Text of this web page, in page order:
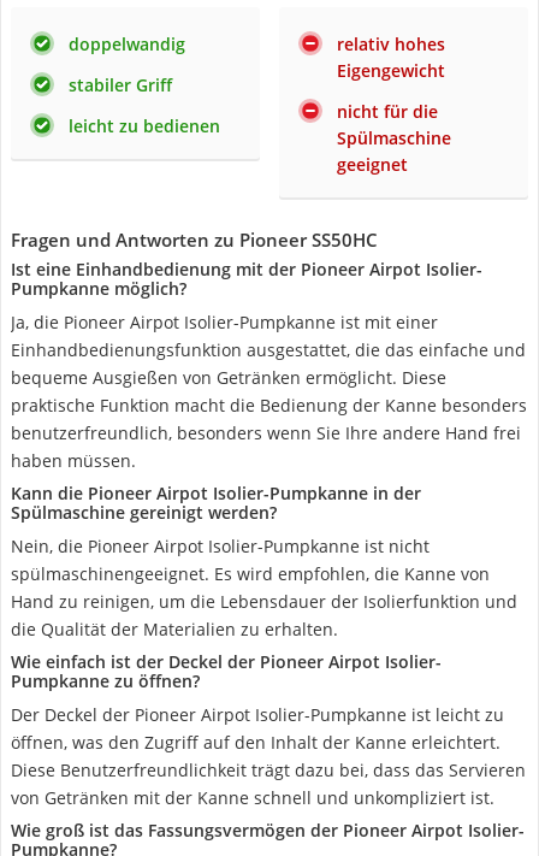
doppelwandig
stabiler Griff
leicht zu bedienen
relativ hohes
Eigengewicht
nicht für die
Spülmaschine
geeignet
Fragen und Antworten zu Pioneer SS50HC
Ist eine Einhandbedienung mit der Pioneer Airpot Isolier-
Pumpkanne möglich?
Ja, die Pioneer Airpot Isolier-Pumpkanne ist mit einer
Einhandbedienungsfunktion ausgestattet, die das einfache und
bequeme Ausgießen von Getränken ermöglicht. Diese
praktische Funktion macht die Bedienung der Kanne besonders
benutzerfreundlich, besonders wenn Sie Ihre andere Hand frei
haben müssen.
Kann die Pioneer Airpot Isolier-Pumpkanne in der
Spülmaschine gereinigt werden?
Nein, die Pioneer Airpot Isolier-Pumpkanne ist nicht
spülmaschinengeeignet. Es wird empfohlen, die Kanne von
Hand zu reinigen, um die Lebensdauer der Isolierfunktion und
die Qualität der Materialien zu erhalten.
Wie einfach ist der Deckel der Pioneer Airpot Isolier-
Pumpkanne zu öffnen?
Der Deckel der Pioneer Airpot Isolier-Pumpkanne ist leicht zu
öffnen, was den Zugriff auf den Inhalt der Kanne erleichtert.
Diese Benutzerfreundlichkeit trägt dazu bei, dass das Servieren
von Getränken mit der Kanne schnell und unkompliziert ist.
Wie groß ist das Fassungsvermögen der Pioneer Airpot Isolier-
Pumpkanne?